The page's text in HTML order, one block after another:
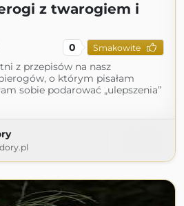
z twarogiem i
0 Smakowite
z przepisów na nasz
o którym pisałam
sobie podarować „ulepszenia”